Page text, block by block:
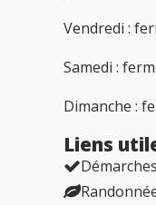
Vendredi :
Samedi :
Dimanche :
Liens